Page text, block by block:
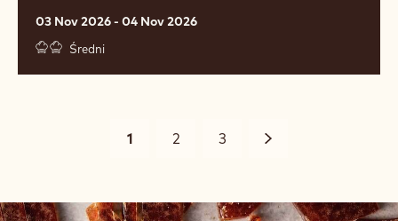
03 Nov 2026 - 04 Nov 2026
Średni
Pagination
Current
1 Page
2 Page
3 Następny